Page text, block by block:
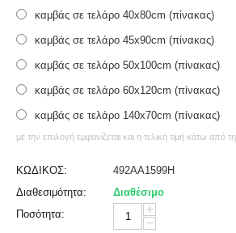
καμβάς σε τελάρο 40x80cm (πίνακας)
καμβάς σε τελάρο 45x90cm (πίνακας)
καμβάς σε τελάρο 50x100cm (πίνακας)
καμβάς σε τελάρο 60x120cm (πίνακας)
καμβάς σε τελάρο 140x70cm (πίνακας)
με την επιλογή εμφανίζεται και η τελική τιμή κάτω από
ΚΩΔΙΚΟΣ:
492AA1599H
Διαθεσιμότητα:
Διαθέσιμο
Ποσότητα:
+
−